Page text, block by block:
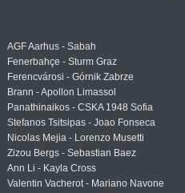
AGF Aarhus - Sabah
Fenerbahçe - Sturm Graz
Ferencvárosi - Górnik Zabrze
Brann - Apollon Limassol
Panathinaikos - CSKA 1948 Sofia
Stefanos Tsitsipas - Joao Fonseca
Nicolas Mejia - Lorenzo Musetti
Zizou Bergs - Sebastian Baez
Ann Li - Kayla Cross
Valentin Vacherot - Mariano Navone